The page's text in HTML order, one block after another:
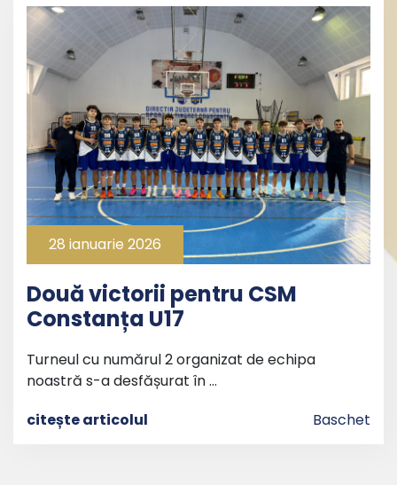
28 ianuarie 2026
Două victorii pentru CSM
Constanța U17
Turneul cu numărul 2 organizat de echipa
noastră s-a desfășurat în …
citește articolul
Baschet